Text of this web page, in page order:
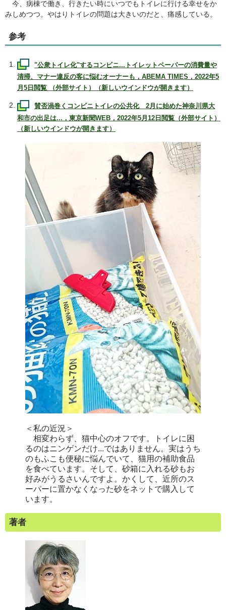
今、病棟で働き、行きたい時にいつでもトイレに行ける幸せをか
みしめつつ。やはりトイレの問題は大きいのだと、痛感している。
参考
"公衆トイレ化"するコンビニ...トイレットペーパーの消費量や
清掃、マナー違反の客に悩むオーナーも， ABEMA TIMES ，2022年5
月5日閲覧 （外部サイト）（新しいウインドウが開きます）
賛否渦巻くコンビニトイレの公共化 2月に始めた神奈川県大
和市の出足は...，東京新聞WEB，2022年5月12日閲覧（外部サイト）
（新しいウインドウが開きます）
＜私の近況＞
相変わらず、猫中心のオフです。トイレに困
るのはニンゲンだけ...ではありません。実はうち
のもふこも便秘に悩んでいて、猫用の補助食品
を食べています。そして、砂箱に入れる砂もお
好みがうるさいんですよ。かくして、近所のス
ーパーに置かなくなった砂をネットで購入して
います。
著者